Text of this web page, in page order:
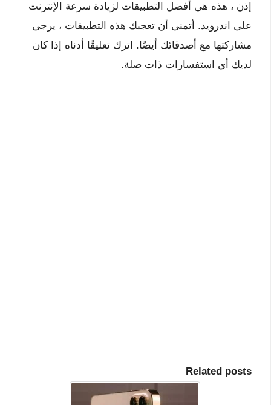
إذن ، هذه هي أفضل التطبيقات لزيادة سرعة الإنترنت
على اندرويد. أتمنى أن تعجبك هذه التطبيقات ، يرجى
مشاركتها مع أصدقائك أيضًا. اترك تعليقًا أدناه إذا كان
لديك أي استفسارات ذات صلة.
Related posts